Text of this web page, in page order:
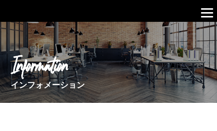
Information
インフォメーション